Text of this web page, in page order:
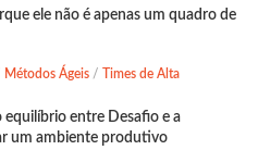
ele não é apenas um quadro de
Métodos Ágeis / Times de Alta
equilíbrio entre Desafio e a
um ambiente produtivo